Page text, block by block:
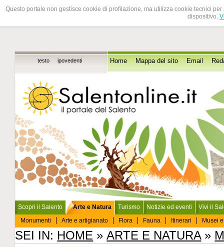
Questo portale non gestisce cookie di profilazione, ma utilizza cookie tecnici
dispositivo.
testo ipovedenti Home Mappa del sito Email
Scopri il Salento
Arte e Natura
Monumenti
Arte e artigianato Flora Fauna Itinerari Musei
Turismo Notizie ed eventi Vivi il
SEI IN: HOME »ARTE E NATURA»